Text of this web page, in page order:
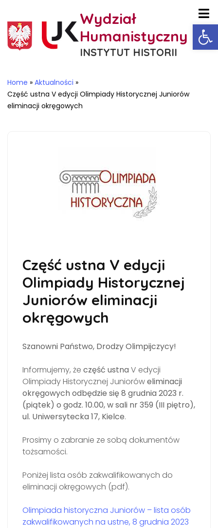
Wydział
Humanistyczny
INSTYTUT HISTORII
Home » Aktualności »
Część ustna V edycji Olimpiady Historycznej Juniorów
eliminacji okręgowych
Część ustna V edycji
Olimpiady Historycznej
Juniorów eliminacji
okręgowych
Szanowni Państwo, Drodzy Olimpijczycy!
Informujemy, że część ustna V edycji
Olimpiady Historycznej Junioróweliminacji
okręgowych odbędzie się 8 grudnia 2023 r.
(piątek) o godz. 10.00, w sali nr 359 (III piętro),
ul. Uniwersytecka 17, Kielce.
Prosimy o zabranie ze sobą dokumentów
tożsamości.
Poniżej lista osób zakwalifikowanych do
eliminacji okręgowych (pdf).
Olimpiada historyczna Juniorów – lista osób
zakwalifikowanych na ustne, 8 grudnia 2023